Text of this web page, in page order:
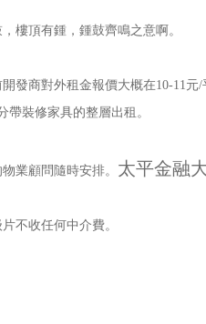
樓頂有鍾，鍾鼓齊鳴之意啊。
發商對外租金報價大概在10-11元/
裝修家具的整層出租。
顧問隨時安排。 太平金融
不收任何中介費。